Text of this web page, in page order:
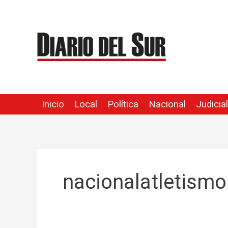
contenido
Inicio Local Política Nacional Judicial
nacionalatletismo